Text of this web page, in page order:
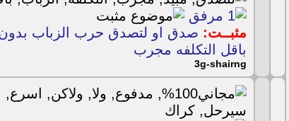
مثبــت: صدق او لتصدق حرب الزباب
باقل التكلفه مجرب
3g-shairng